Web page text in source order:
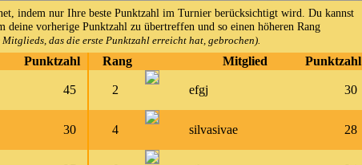
indem nur Ihre beste Punktzahl im Turnier berücksichtigt wird. Du kannst
deine vorherige Punktzahl zu übertreffen und so einen höheren Rang
das die erste Punktzahl erreicht hat, gebrochen).
Punktzahl Rang Mitglied Punktzahl
45 2 efgj 30
30 4 silvasivae 28